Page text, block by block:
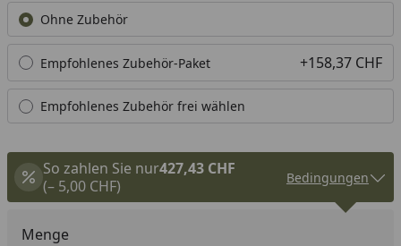
Ohne Zubehör
Empfohlenes Zubehör-Paket +158,37 CHF
Empfohlenes Zubehör frei wählen
So zahlen Sie nur427,43 CHF
(– 5,00 CHF)
Bedingungen
Menge